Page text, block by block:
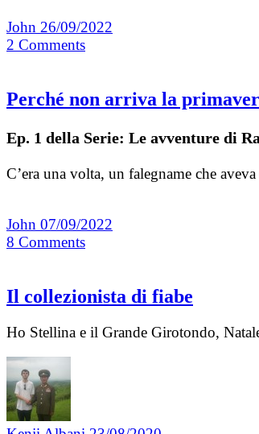
John 26/09/2022
2 Comments
Perché non arriva la
Ep. 1 della Serie: Le avventure di
C’era una volta, un falegname che
John 07/09/2022
8 Comments
Il collezionista di fiabe
Ho Stellina e il Grande Girotondo,